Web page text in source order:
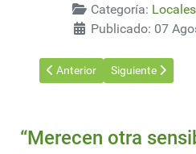
Categoría: Locales
Publicado: 07
Artículo anterior: Derrame de
Anterior Artículo
Siguiente
“Merecen otra